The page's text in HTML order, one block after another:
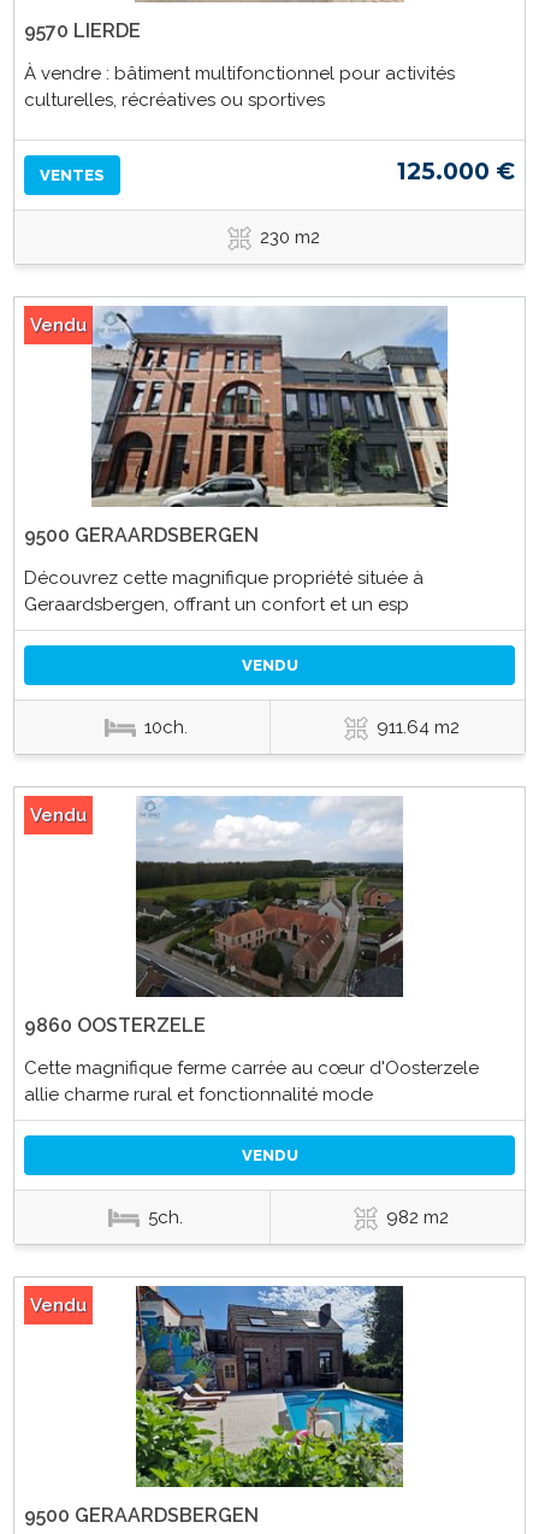
9570 LIERDE
À vendre : bâtiment multifonctionnel pour activités
culturelles, récréatives ou sportives
VENTES 125.000 €
230 m2
Vendu
9500 GERAARDSBERGEN
Découvrez cette magnifique propriété située à
Geraardsbergen, offrant un confort et un esp
VENDU
10ch. 911.64 m2
Vendu
9860 OOSTERZELE
Cette magnifique ferme carrée au cœur d'Oosterzele
allie charme rural et fonctionnalité mode
VENDU
5ch. 982 m2
Vendu
9500 GERAARDSBERGEN